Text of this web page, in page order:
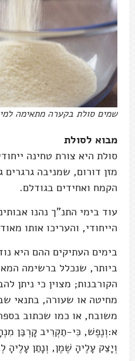
שמים סולת בקערה מתאימה
מבוא לסולת
סולת היא צורת טחינה
מזן דורום, שמניבה
הקמח ואחידים בגודלם.
עוד בימי התנ"ך נהנו
הייחודי, והעריכו אותו
בימים העתיקים ההם היא
ביותר, שנכלל ברשימה
הקורבנות; מצוין כי ניתן
מחיטה או שעורה, בתנאי
משובח, או כמו שכתוב
א:וְנֶפֶשׁ, כִּי-תַקְרִיב קָרְבַּן
וְיָצַק עָלֶיהָ שֶׁמֶן, וְנָתַן עָלֶיהָ